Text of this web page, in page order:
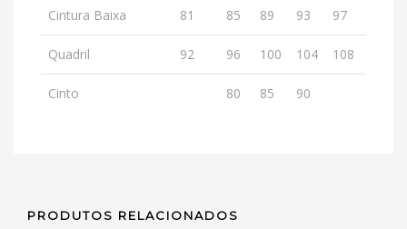
Cintura Baixa 81 85 89 93 97
Quadril 92 96 100 104 108
Cinto 80 85 90
PRODUTOS RELACIONADOS